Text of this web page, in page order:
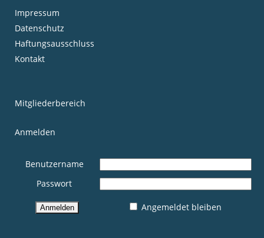
Impressum
Datenschutz
Haftungsausschluss
Kontakt
Mitgliederbereich
Anmelden
Benutzername
Passwort
Angemeldet bleiben